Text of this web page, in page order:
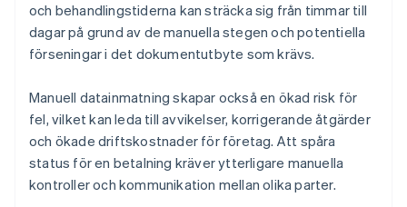
och behandlingstiderna kan sträcka sig från timmar till
dagar på grund av de manuella stegen och potentiella
förseningar i det dokumentutbyte som krävs.
Manuell datainmatning skapar också en ökad risk för
fel, vilket kan leda till avvikelser, korrigerande åtgärder
och ökade driftskostnader för företag. Att spåra
status för en betalning kräver ytterligare manuella
kontroller och kommunikation mellan olika parter.